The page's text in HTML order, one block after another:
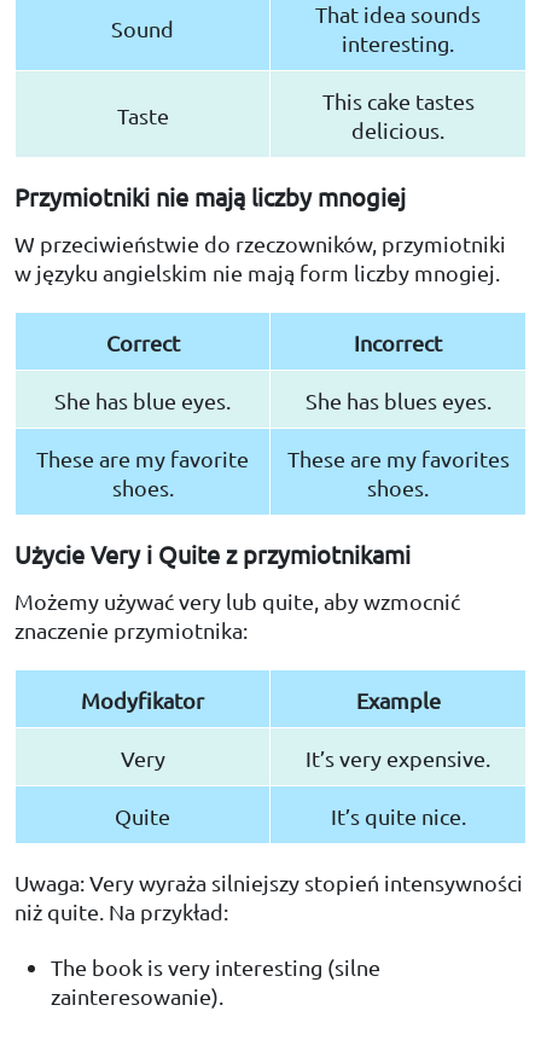
Sound
That idea sounds
interesting.
Taste
This cake tastes
delicious.
Przymiotniki nie mają liczby mnogiej
W przeciwieństwie do rzeczowników, przymiotniki
w języku angielskim nie mają form liczby mnogiej.
Correct Incorrect
She has blue eyes. She has blues eyes.
These are my favorite
shoes.
These are my favorites
shoes.
Użycie Very i Quite z przymiotnikami
Możemy używać very lub quite, aby wzmocnić
znaczenie przymiotnika:
Modyfikator Example
Very It’s very expensive.
Quite It’s quite nice.
Uwaga: Very wyraża silniejszy stopień intensywności
niż quite. Na przykład:
The book is very interesting (silne
zainteresowanie).